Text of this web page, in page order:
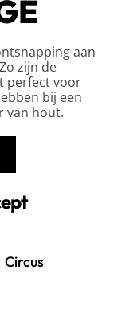
aan
zijn de
perfect voor
bij een
van hout.
Circus